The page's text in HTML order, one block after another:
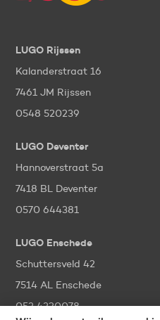
LUGO Rijssen
Kalanderstraat 16
7461 JM Rijssen
0548 520239
LUGO Deventer
Hannoverstraat 5a
7418 BL Deventer
0570 644381
LUGO Enschede
Schuttersveld 42
7514 AL Enschede
053 4320078